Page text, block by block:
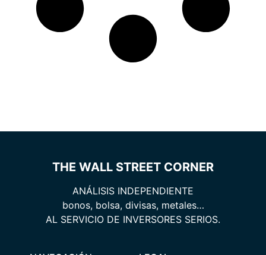
THE WALL STREET CORNER
ANÁLISIS INDEPENDIENTE
bonos, bolsa, divisas, metales…
AL SERVICIO DE INVERSORES SERIOS.